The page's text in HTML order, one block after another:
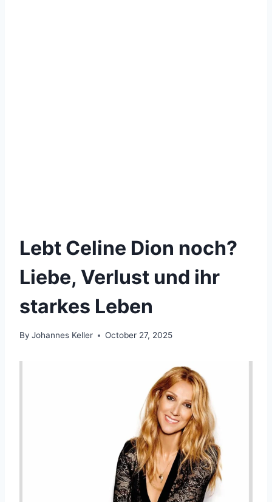
Lebt Celine Dion noch?
Liebe, Verlust und ihr
starkes Leben
By Johannes Keller October 27, 2025